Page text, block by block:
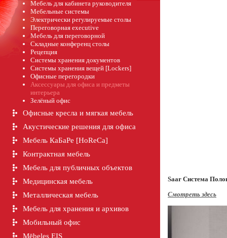
Мебель для кабинета руководителя
Мебельные системы
Электрически pегулируемые cтолы
Переговорная executive
Мебель для переговорной
Складные конференц столы
Рецепция
Cистемы хранения документов
Системы хранения вещей [Lockers]
Офисные перегородки
Аксессуары для офиса и предметы
интерьера
Зелёный офис
Офисные кресла и мягкая мебель
Акустические решения для офиса
Мебель КаБаРе [HoReCa]
Контрактная мебель
Мебель для публичных объектов
Медицинская мебель
Металлическая мебель
Мебель для хранения и архивов
Мобильный офис
Mēbeles EIS
Saar Cистема
Смотреть здесь